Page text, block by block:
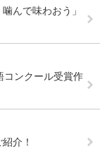
んで味わおう」
コンクール受賞作
介！